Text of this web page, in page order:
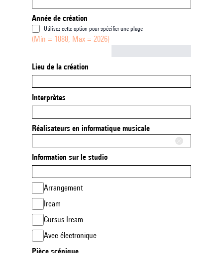
Année de création
Utilisez cette option pour spécifier une plage
(Min = 1888, Max = 2026)
Lieu de la création
Interprètes
Réalisateurs en informatique musicale
Information sur le studio
Arrangement
Ircam
Cursus Ircam
Avec électronique